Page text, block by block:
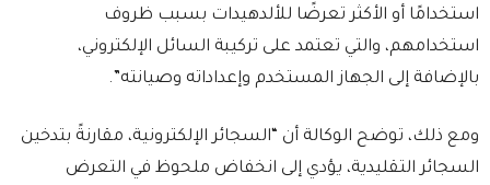
استخدامًا أو الأكثر تعرضًا للألدهيدات بسبب ظروف
استخدامهم، والتي تعتمد على تركيبة السائل الإلكتروني،
بالإضافة إلى الجهاز المستخدم وإعداداته وصيانته”.
ومع ذلك، توضح الوكالة أن “السجائر الإلكترونية، مقارنةً بتدخين
السجائر التقليدية، يؤدي إلى انخفاض ملحوظ في التعرض